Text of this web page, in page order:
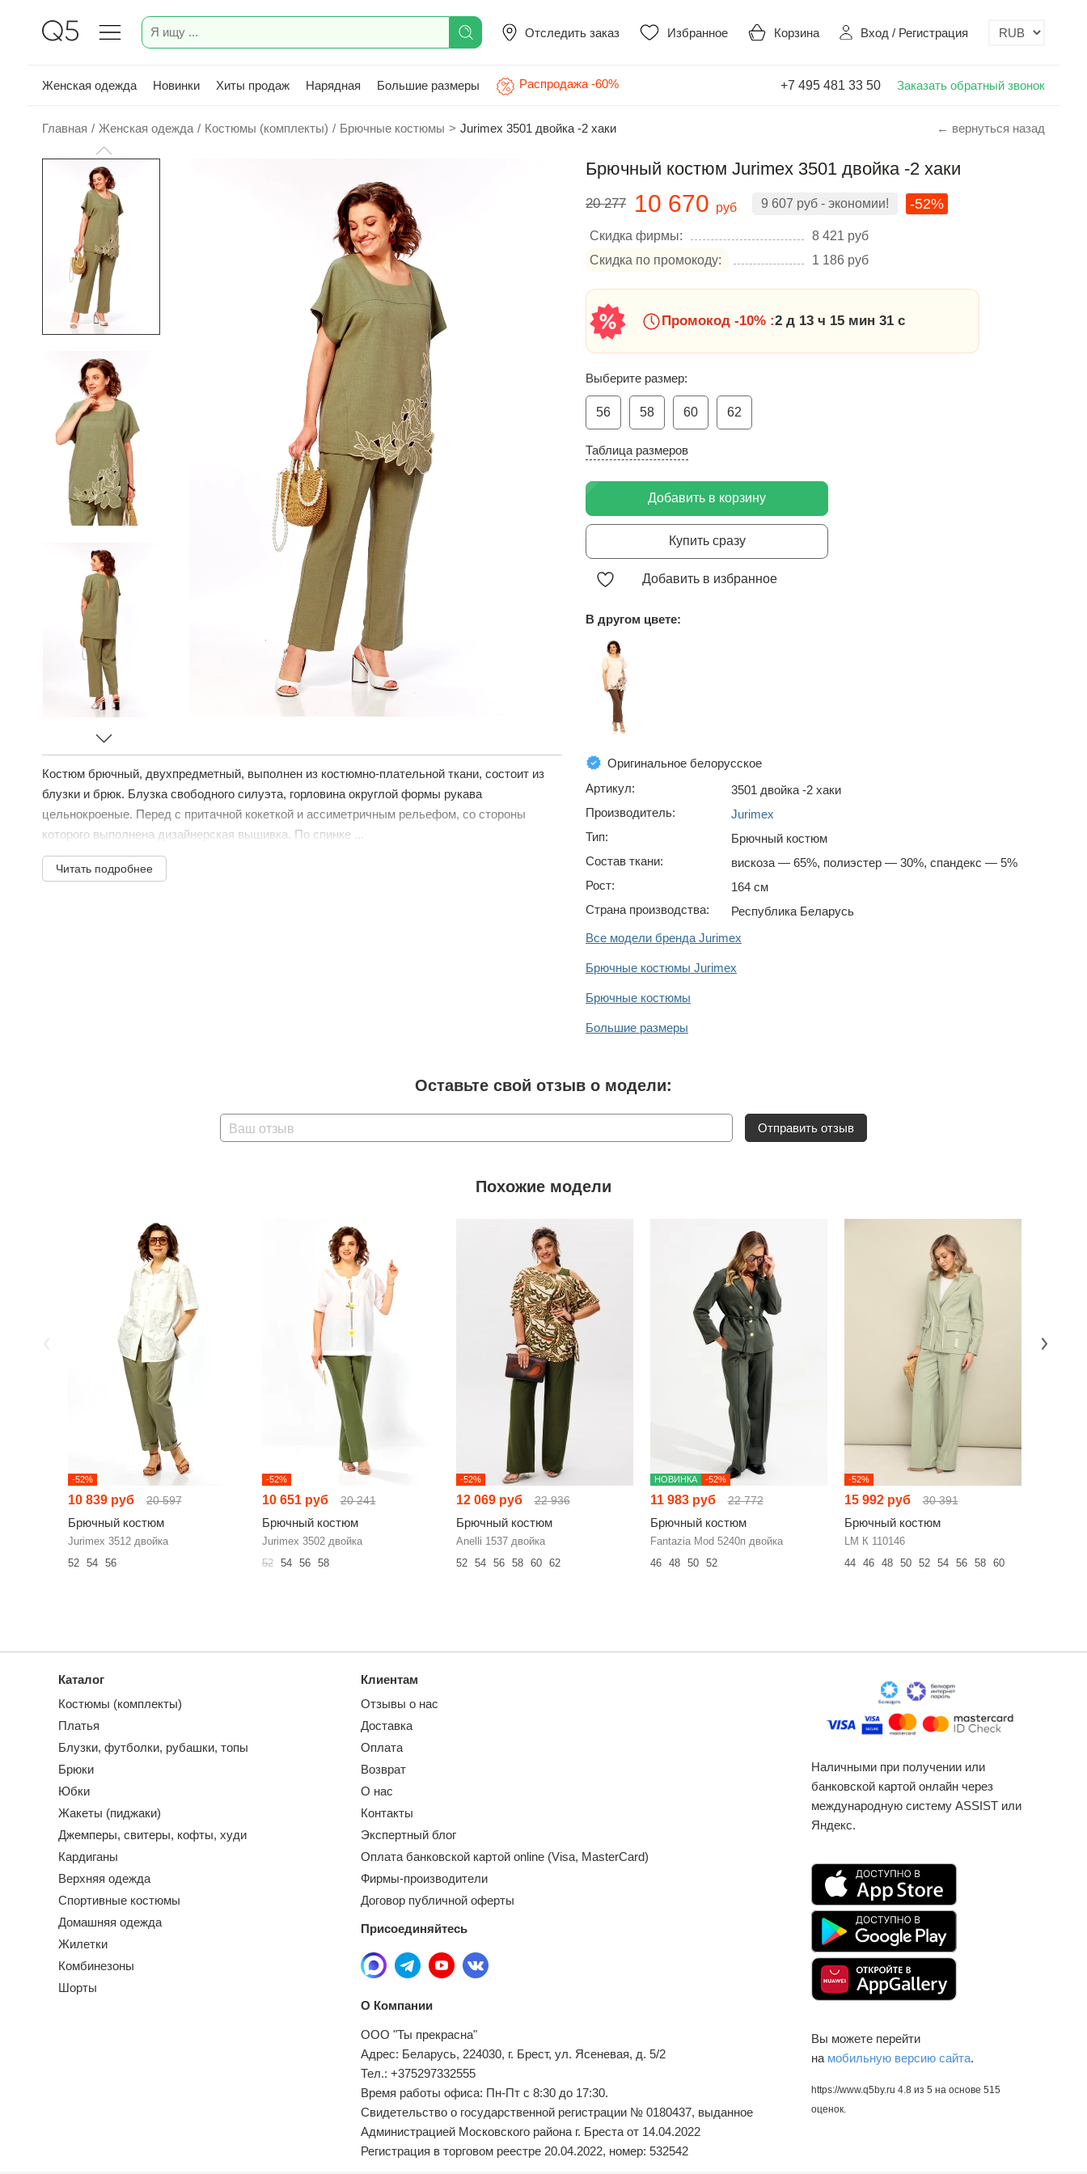
Отследить заказ Избранное Корзина Вход / Регистрация
Женская одежда Новинки Хиты продаж Нарядная Большие размеры Распродажа -60% +7 495 481 33 50 Заказать обратный звонок
Главная / Женская одежда / Костюмы (комплекты) / Брючные костюмы > Jurimex 3501 двойка -2 хаки ← вернуться назад
Костюм брючный, двухпредметный, выполнен из костюмно-плательной ткани, состоит из
блузки и брюк. Блузка свободного силуэта, горловина округлой формы рукава
цельнокроеные. Перед с притачной кокеткой и ассиметричным рельефом, со стороны
которого выполнена дизайнерская вышивка. По спинке ...
Читать подробнее
Брючный костюм Jurimex 3501 двойка -2 хаки
20 277 10 670 руб 9 607 руб - экономии! -52%
Скидка фирмы: 8 421 руб
Скидка по промокоду:
1 186 руб
Промокод -10% :2 д 13 ч 15 мин 30 с
Выберите размер:
56 58 60 62
Таблица размеров
Добавить в корзину
Купить сразу
Добавить в избранное
В другом цвете:
Оригинальное белорусское
Артикул:
3501 двойка -2 хаки
Производитель:
Jurimex
Тип:
Брючный костюм
Состав ткани:
вискоза — 65%, полиэстер — 30%, спандекс — 5%
Рост:
164 см
Страна производства:
Республика Беларусь
Все модели бренда Jurimex
Брючные костюмы Jurimex
Брючные костюмы
Большие размеры
Оставьте свой отзыв о модели:
Ваш отзыв Отправить отзыв
Похожие модели
-52%
10 839 руб 20 597
Брючный костюм
Jurimex 3512 двойка
52
54 56
-52%
10 651 руб 20 241
Брючный костюм
Jurimex 3502 двойка
52
54 56 58
-52%
12 069 руб 22 936
Брючный костюм
Anelli 1537 двойка
52
54 56 58 60 62
НОВИНКА -52%
11 983 руб 22 772
Брючный костюм
Fantazia Mod 5240п двойка
46
48 50 52
-52%
15 992 руб 30 391
Брючный костюм
LM К 110146
44
46 48 50 52 54 56 58 60
Каталог
Костюмы (комплекты)
Платья
Блузки, футболки, рубашки, топы
Брюки
Юбки
Жакеты (пиджаки)
Джемперы, свитеры, кофты, худи
Кардиганы
Верхняя одежда
Спортивные костюмы
Домашняя одежда
Жилетки
Комбинезоны
Шорты
Клиентам
Отзывы о нас
Доставка
Оплата
Возврат
О нас
Контакты
Экспертный блог
Оплата банковской картой online (Visa, MasterCard)
Фирмы-производители
Договор публичной оферты
Присоединяйтесь
О Компании
ООО "Ты прекрасна"
Адрес: Беларусь, 224030, г. Брест, ул. Ясеневая, д. 5/2
Тел.: +375297332555
Время работы офиса: Пн-Пт с 8:30 до 17:30.
Свидетельство о государственной регистрации № 0180437, выданное
Администрацией Московского района г. Бреста от 14.04.2022
Регистрация в торговом реестре 20.04.2022, номер: 532542
Наличными при получении или
банковской картой онлайн через
международную систему ASSIST или
Яндекс.
Вы можете перейти
на мобильную версию сайта.
https://www.q5by.ru 4.8 из 5 на основе 515
оценок.